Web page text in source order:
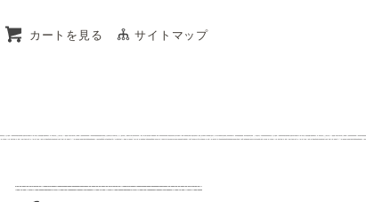
カートを見る サイトマップ